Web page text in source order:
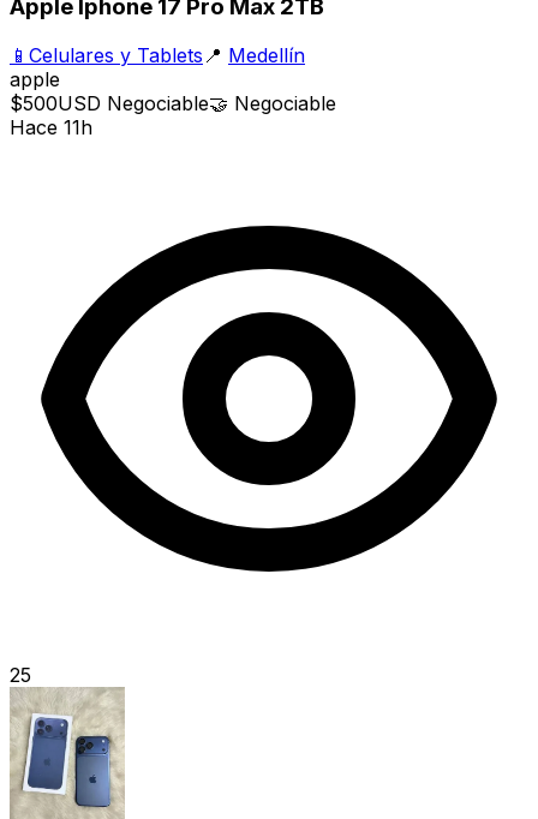
Apple Iphone 17 Pro Max 2TB
📱 Celulares y Tablets 📍 Medellín
apple
$500USD Negociable🤝 Negociable
Hace 11h
25